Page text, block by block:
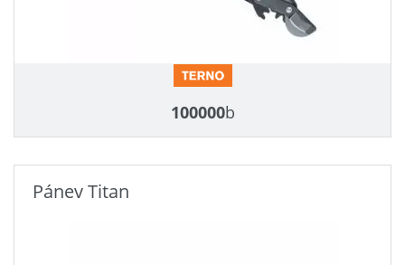
100000b
Pánev Titan